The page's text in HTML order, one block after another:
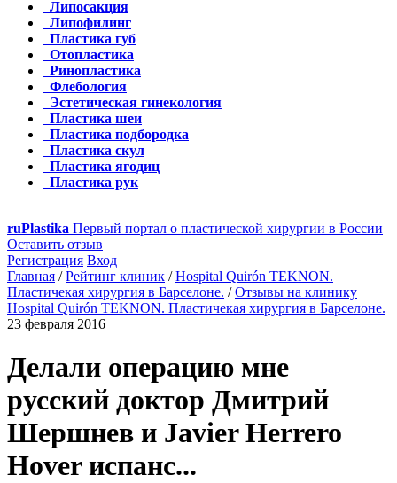
Липосакция
Липофилинг
Пластика губ
Отопластика
Ринопластика
Флебология
Эстетическая гинекология
Пластика шеи
Пластика подбородка
Пластика скул
Пластика ягодиц
Пластика рук
ruPlastika Первый портал о пластической хирургии в России
Оставить отзыв
Регистрация Вход
Главная /Рейтинг клиник /Hospital Quirón TEKNON.
Пластичекая хирургия в Барселоне. /Отзывы на клинику
Hospital Quirón TEKNON. Пластичекая хирургия в Барселоне.
23 февраля 2016
Делали операцию мне
русский доктор Дмитрий
Шершнев и Javier Herrero
Hover испанс...